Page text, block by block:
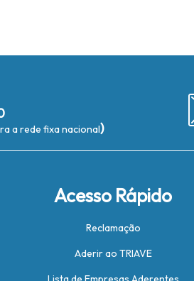
a rede fixa nacional)
Acesso Rápido
Reclamação
Aderir ao TRIAVE